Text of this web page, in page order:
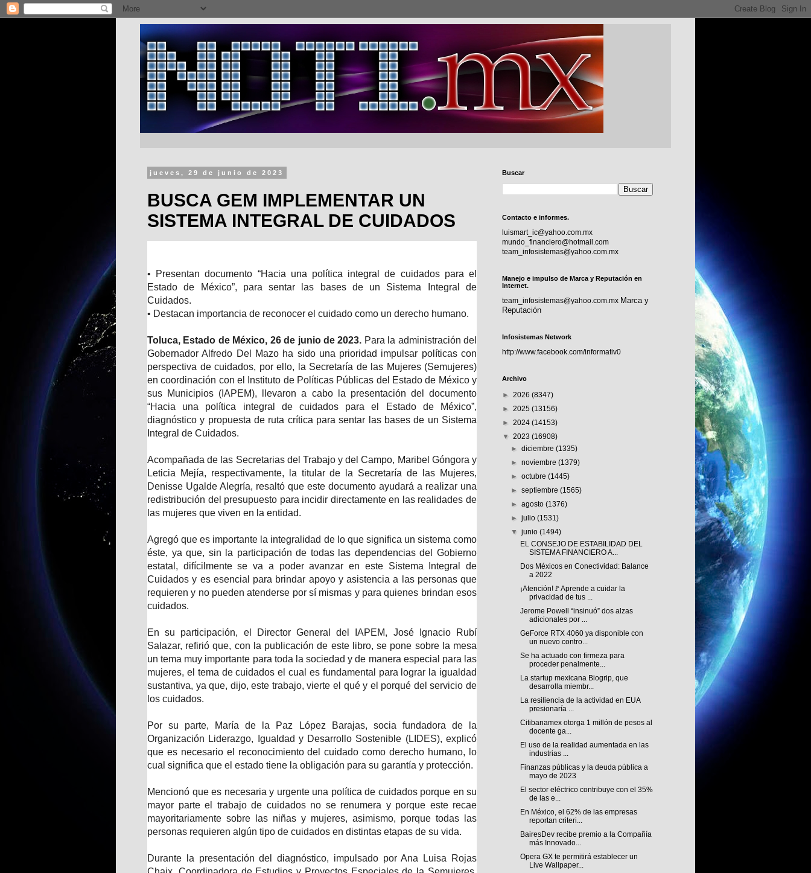
jueves, 29 de junio de 2023
BUSCA GEM IMPLEMENTAR UN
SISTEMA INTEGRAL DE CUIDADOS
• Presentan documento “Hacia una política integral de cuidados para el
Estado de México”, para sentar las bases de un Sistema Integral de
Cuidados.
• Destacan importancia de reconocer el cuidado como un derecho humano.
Toluca, Estado de México, 26 de junio de 2023. Para la administración del
Gobernador Alfredo Del Mazo ha sido una prioridad impulsar políticas con
perspectiva de cuidados, por ello, la Secretaría de las Mujeres (Semujeres)
en coordinación con el Instituto de Políticas Públicas del Estado de México y
sus Municipios (IAPEM), llevaron a cabo la presentación del documento
“Hacia una política integral de cuidados para el Estado de México”,
diagnóstico y propuesta de ruta crítica para sentar las bases de un Sistema
Integral de Cuidados.
Acompañada de las Secretarias del Trabajo y del Campo, Maribel Góngora y
Leticia Mejía, respectivamente, la titular de la Secretaría de las Mujeres,
Denisse Ugalde Alegría, resaltó que este documento ayudará a realizar una
redistribución del presupuesto para incidir directamente en las realidades de
las mujeres que viven en la entidad.
Agregó que es importante la integralidad de lo que significa un sistema como
éste, ya que, sin la participación de todas las dependencias del Gobierno
estatal, difícilmente se va a poder avanzar en este Sistema Integral de
Cuidados y es esencial para brindar apoyo y asistencia a las personas que
requieren y no pueden atenderse por sí mismas y para quienes brindan esos
cuidados.
En su participación, el Director General del IAPEM, José Ignacio Rubí
Salazar, refirió que, con la publicación de este libro, se pone sobre la mesa
un tema muy importante para toda la sociedad y de manera especial para las
mujeres, el tema de cuidados el cual es fundamental para lograr la igualdad
sustantiva, ya que, dijo, este trabajo, vierte el qué y el porqué del servicio de
los cuidados.
Por su parte, María de la Paz López Barajas, socia fundadora de la
Organización Liderazgo, Igualdad y Desarrollo Sostenible (LIDES), explicó
que es necesario el reconocimiento del cuidado como derecho humano, lo
cual significa que el estado tiene la obligación para su garantía y protección.
Mencionó que es necesaria y urgente una política de cuidados porque en su
mayor parte el trabajo de cuidados no se renumera y porque este recae
mayoritariamente sobre las niñas y mujeres, asimismo, porque todas las
personas requieren algún tipo de cuidados en distintas etapas de su vida.
Durante la presentación del diagnóstico, impulsado por Ana Luisa Rojas
Buscar
Contacto e informes.
luismart_ic@yahoo.com.mx
mundo_financiero@hotmail.com
team_infosistemas@yahoo.com.mx
Manejo e impulso de Marca y Reputación en
Internet.
team_infosistemas@yahoo.com.mx Marca y
Reputación
Infosistemas Network
http://www.facebook.com/informativ0
Archivo
► 2026 (8347)
► 2025 (13156)
► 2024 (14153)
▼ 2023 (16908)
►diciembre(1335)
►noviembre(1379)
►octubre(1445)
►septiembre(1565)
►agosto(1376)
►julio(1531)
▼junio(1494)
EL CONSEJO DE ESTABILIDAD DEL
SISTEMA FINANCIERO A...
Dos Méxicos en Conectividad: Balance
a 2022
¡Atención!🚩Aprende a cuidar la
privacidad de tus ...
Jerome Powell “insinuó” dos alzas
adicionales por ...
GeForce RTX 4060 ya disponible con
un nuevo contro...
Se ha actuado con firmeza para
proceder penalmente...
La startup mexicana Biogrip, que
desarrolla miembr...
La resiliencia de la actividad en EUA
presionaría ...
Citibanamex otorga 1 millón de pesos al
docente ga...
El uso de la realidad aumentada en las
industrias ...
Finanzas públicas y la deuda pública a
mayo de 2023
El sector eléctrico contribuye con el 35%
de las e...
En México, el 62% de las empresas
reportan criteri...
BairesDev recibe premio a la Compañía
más Innovado...
Opera GX te permitirá establecer un
Live Wallpaper...